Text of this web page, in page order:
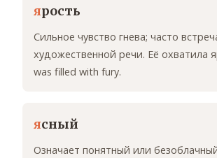
ярость
Сильное чувство гнева; часто
художественной речи. Её охватила
was filled with fury.
ясный
Означает понятный или